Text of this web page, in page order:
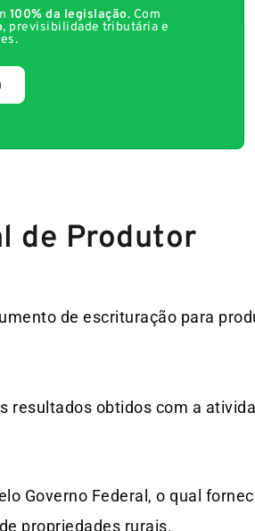
100% da legislação. Com
, previsibilidade tributária e
de Produtor
de escrituração para
obtidos com a
Governo Federal, o qual
propriedades rurais.